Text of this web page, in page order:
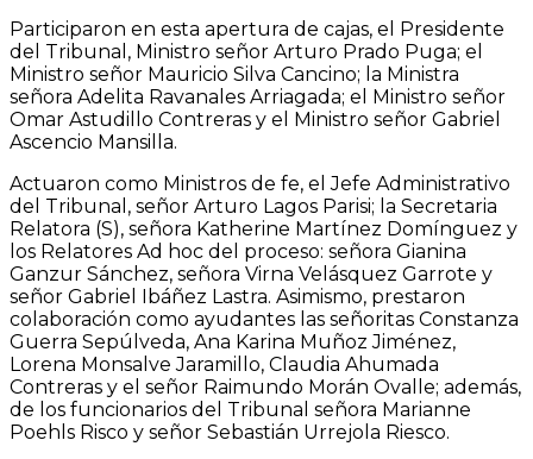
Participaron en esta apertura de cajas, el Presidente
del Tribunal, Ministro señor Arturo Prado Puga; el
Ministro señor Mauricio Silva Cancino; la Ministra
señora Adelita Ravanales Arriagada; el Ministro señor
Omar Astudillo Contreras y el Ministro señor Gabriel
Ascencio Mansilla.
Actuaron como Ministros de fe, el Jefe Administrativo
del Tribunal, señor Arturo Lagos Parisi; la Secretaria
Relatora (S), señora Katherine Martínez Domínguez y
los Relatores Ad hoc del proceso: señora Gianina
Ganzur Sánchez, señora Virna Velásquez Garrote y
señor Gabriel Ibáñez Lastra. Asimismo, prestaron
colaboración como ayudantes las señoritas Constanza
Guerra Sepúlveda, Ana Karina Muñoz Jiménez,
Lorena Monsalve Jaramillo, Claudia Ahumada
Contreras y el señor Raimundo Morán Ovalle; además,
de los funcionarios del Tribunal señora Marianne
Poehls Risco y señor Sebastián Urrejola Riesco.